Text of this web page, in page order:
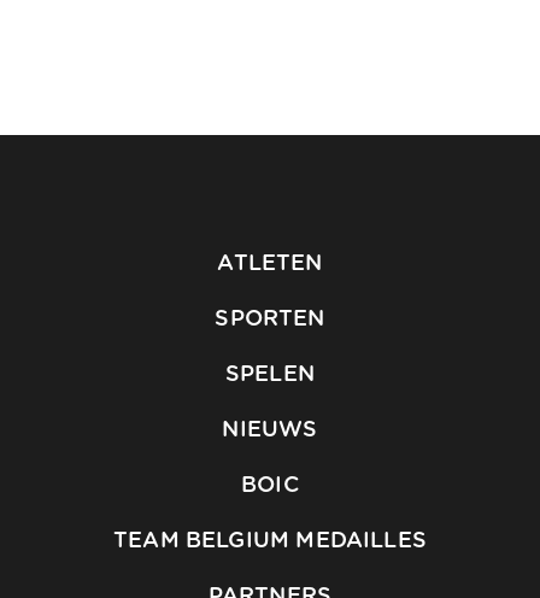
ATLETEN
SPORTEN
SPELEN
NIEUWS
BOIC
TEAM BELGIUM MEDAILLES